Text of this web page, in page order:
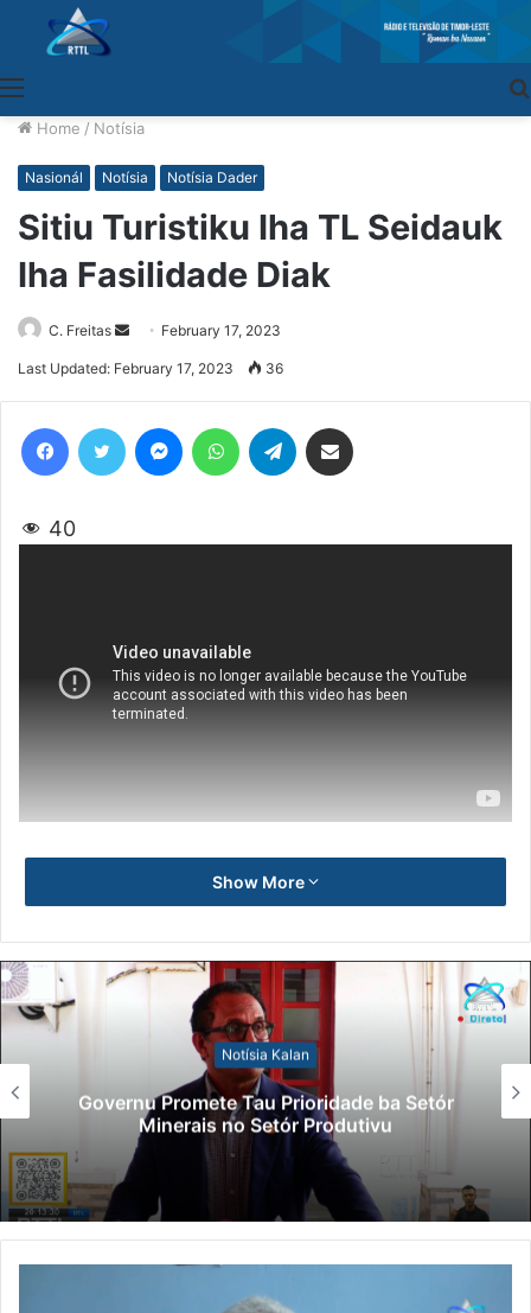
Home / Notísia
Nasionál Notísia Notísia Dader
Sitiu Turistiku Iha TL Seidauk
Iha Fasilidade Diak
C. Freitas
Send
an
February 17, 2023
Last Updated: February 17, 2023 36
40
Show More
Notísia Kalan
Governu Promete Tau Prioridade ba Setór
Minerais no Setór Produtivu